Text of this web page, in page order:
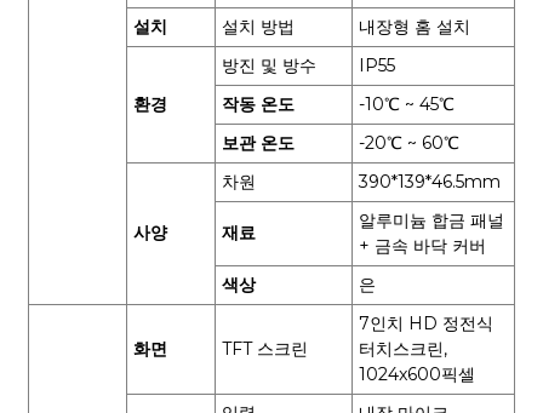
설치
설치 방법 내장형 홈 설치
환경
방진 및 방수
IP55
작동 온도
-10℃ ~ 45℃
보관 온도
-20℃ ~ 60℃
사양
차원 390*139*46.5mm
재료
알루미늄 합금 패널
+ 금속 바닥 커버
색상
은
화면 TFT 스크린
7인치 HD 정전식
터치스크린,
1024x600픽셀